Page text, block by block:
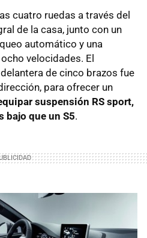
cuatro ruedas a través del
de la casa, junto con un
automático y una
velocidades. El
de cinco brazos fue
para ofrecer un
suspensión RS sport,
bajo que un S5.